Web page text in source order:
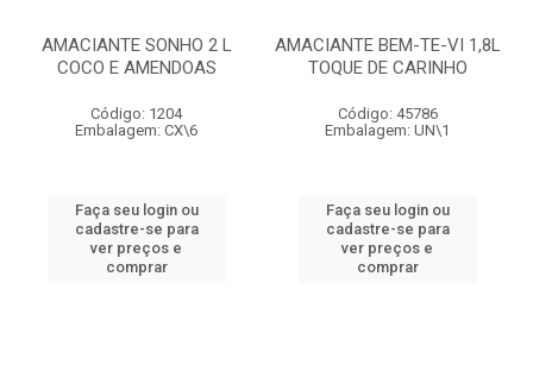
AMACIANTE SONHO 2 L
COCO E AMENDOAS
Código: 1204
Embalagem: CX\6
Faça seu login ou
cadastre-se para
ver preços e
comprar
AMACIANTE BEM-TE-VI 1,8L
TOQUE DE CARINHO
Código: 45786
Embalagem: UN\1
Faça seu login ou
cadastre-se para
ver preços e
comprar